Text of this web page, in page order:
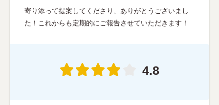
寄り添って提案してくださり、ありがとうございまし
た！これからも定期的にご報告させていただきます！
4.8